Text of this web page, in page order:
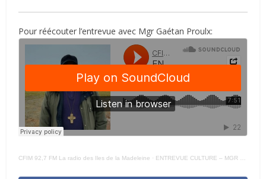
Pour réécouter l’entrevue avec Mgr Gaétan Proulx:
CFIM 92,7 FM La radio des Iles de la Madeleine · ENTREVUE CULTURE – MGR PROULX REGROUPEMENT PAROISSES ILES 21 – 03 – 2022 –